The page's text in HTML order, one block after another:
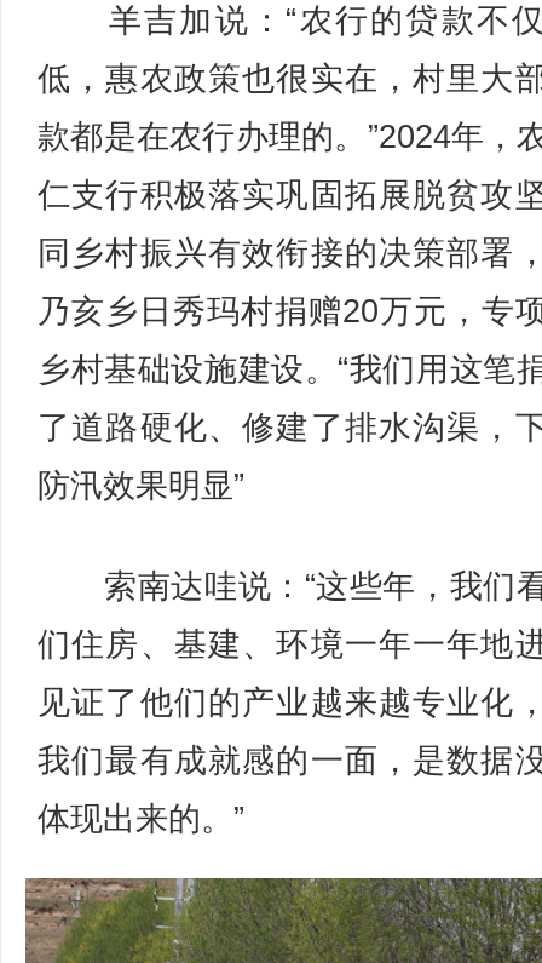
羊吉加说：“农行的贷款不
低，惠农政策也很实在，村里大
款都是在农行办理的。”2024年，
仁支行积极落实巩固拓展脱贫攻
同乡村振兴有效衔接的决策部署
乃亥乡日秀玛村捐赠20万元，专
乡村基础设施建设。“我们用这笔
了道路硬化、修建了排水沟渠，
防汛效果明显”
索南达哇说：“这些年，我们
们住房、基建、环境一年一年地
见证了他们的产业越来越专业化
我们最有成就感的一面，是数据
体现出来的。”